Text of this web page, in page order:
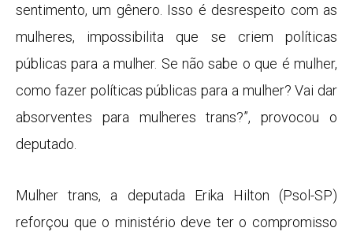
sentimento, um gênero. Isso é desrespeito com as
mulheres, impossibilita que se criem políticas
públicas para a mulher. Se não sabe o que é mulher,
como fazer políticas públicas para a mulher? Vai dar
absorventes para mulheres trans?”, provocou o
deputado.
Mulher trans, a deputada Erika Hilton (Psol-SP)
reforçou que o ministério deve ter o compromisso